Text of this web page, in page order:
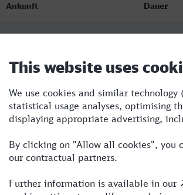
Ankunft Dauer
17:52
Meerbusch-Osterath
17.08.26
13:22
7:22
Meerbusch-Osterath
7:52